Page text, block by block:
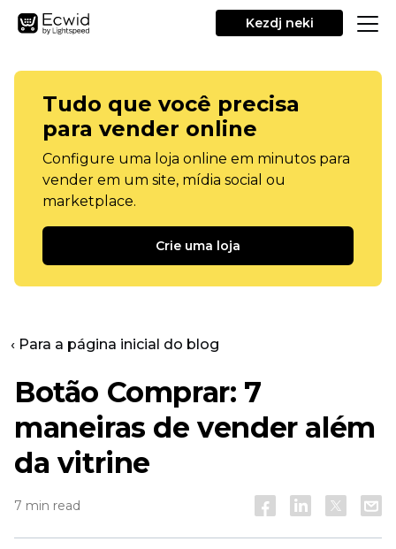
Kezdj neki
Tudo que você precisa
para vender online
Configure uma loja online em minutos para
vender em um site, mídia social ou
marketplace.
Crie uma loja
‹ Para a página inicial do blog
Botão Comprar: 7
maneiras de vender além
da vitrine
7 min read